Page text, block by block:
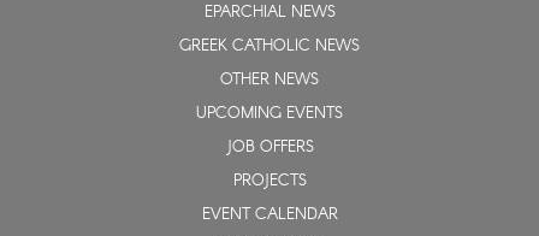
EPARCHIAL NEWS
GREEK CATHOLIC NEWS
OTHER NEWS
UPCOMING EVENTS
JOB OFFERS
PROJECTS
EVENT CALENDAR